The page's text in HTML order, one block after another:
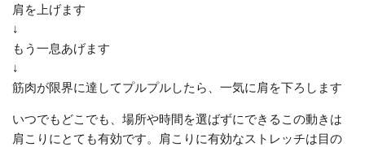
肩を上げます
↓
もう一息あげます
↓
筋肉が限界に達してプルプルしたら、一気に肩を下ろします
いつでもどこでも、場所や時間を選ばずにできるこの動きは
肩こりにとても有効です。肩こりに有効なストレッチは目の